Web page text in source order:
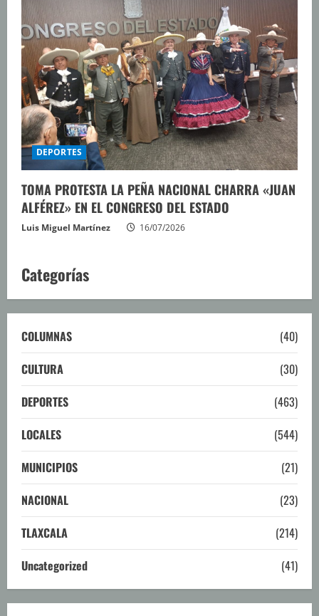
DEPORTES
TOMA PROTESTA LA PEÑA NACIONAL CHARRA «JUAN
ALFÉREZ» EN EL CONGRESO DEL ESTADO
Luis Miguel Martínez 16/07/2026
Categorías
COLUMNAS
(40)
CULTURA
(30)
DEPORTES
(463)
LOCALES
(544)
MUNICIPIOS
(21)
NACIONAL
(23)
TLAXCALA
(214)
Uncategorized
(41)